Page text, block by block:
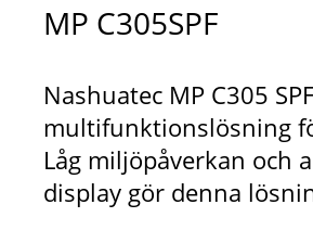
MP C305SPF
Nashuatec MP C305
multifunktionslösning
Låg miljöpåverkan och
display gör denna